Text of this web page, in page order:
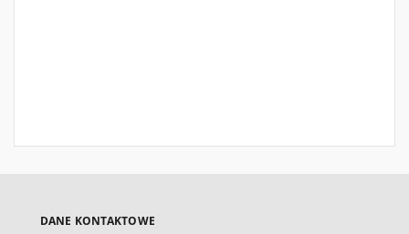
DANE KONTAKTOWE